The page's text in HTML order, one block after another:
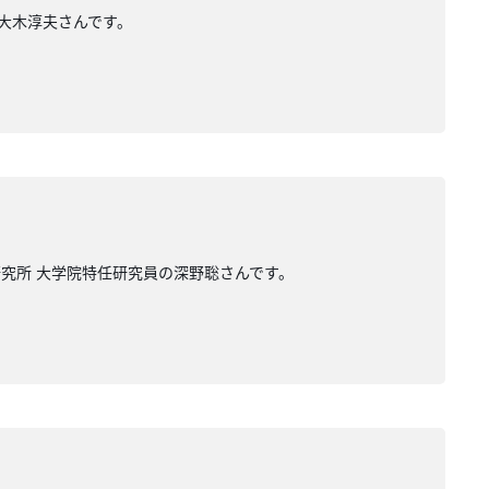
淳夫さんです。
大学院特任研究員の深野聡さんです。